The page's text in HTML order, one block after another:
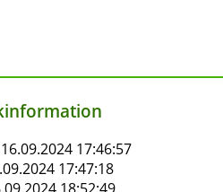
16.09.2024 17:46:57
17:47:18